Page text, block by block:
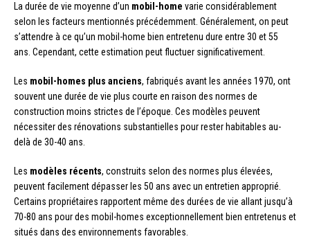
La durée de vie moyenne d’un mobil-home varie considérablement
selon les facteurs mentionnés précédemment. Généralement, on peut
s’attendre à ce qu’un mobil-home bien entretenu dure entre 30 et 55
ans. Cependant, cette estimation peut fluctuer significativement.
Les mobil-homes plus anciens, fabriqués avant les années 1970, ont
souvent une durée de vie plus courte en raison des normes de
construction moins strictes de l’époque. Ces modèles peuvent
nécessiter des rénovations substantielles pour rester habitables au-
delà de 30-40 ans.
Les modèles récents, construits selon des normes plus élevées,
peuvent facilement dépasser les 50 ans avec un entretien approprié.
Certains propriétaires rapportent même des durées de vie allant jusqu’à
70-80 ans pour des mobil-homes exceptionnellement bien entretenus et
situés dans des environnements favorables.